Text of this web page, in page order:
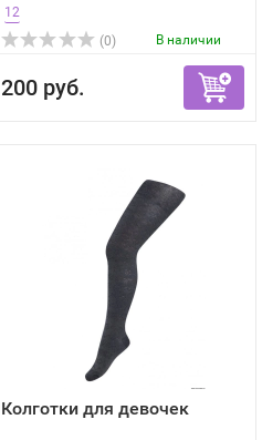
12
(0)
В наличии
200 руб.
Колготки для девочек